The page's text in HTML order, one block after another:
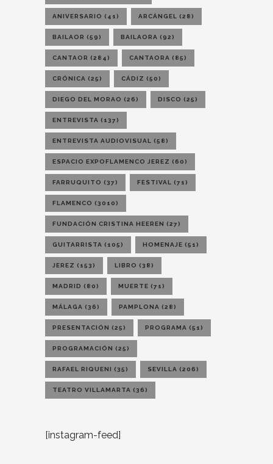
ANIVERSARIO (41) ARCÁNGEL (28)
BAILAOR (59) BAILAORA (92)
CANTAOR (284) CANTAORA (85)
CRÓNICA (25) CÁDIZ (50)
DIEGO DEL MORAO (26) DISCO (25)
ENTREVISTA (137)
ENTREVISTA AUDIOVISUAL (58)
ESPACIO EXPOFLAMENCO JEREZ (60)
FARRUQUITO (37) FESTIVAL (71)
FLAMENCO (3010)
FUNDACIÓN CRISTINA HEEREN (27)
GUITARRISTA (105) HOMENAJE (51)
JEREZ (153) LIBRO (38)
MADRID (80) MUERTE (71)
MÁLAGA (36) PAMPLONA (28)
PRESENTACIÓN (25) PROGRAMA (51)
PROGRAMACIÓN (25)
RAFAEL RIQUENI (35) SEVILLA (206)
TEATRO VILLAMARTA (36)
[instagram-feed]